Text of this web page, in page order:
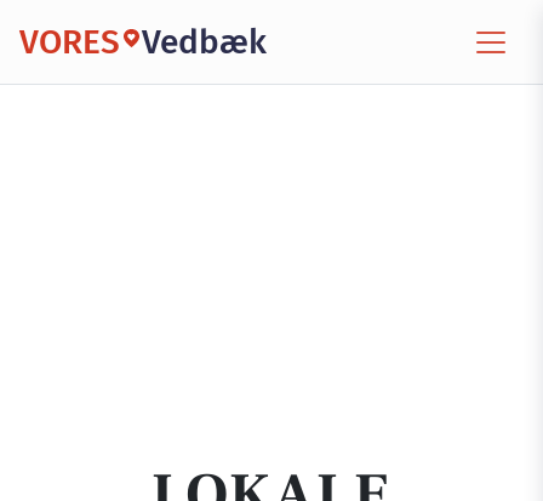
VORES Vedbæk